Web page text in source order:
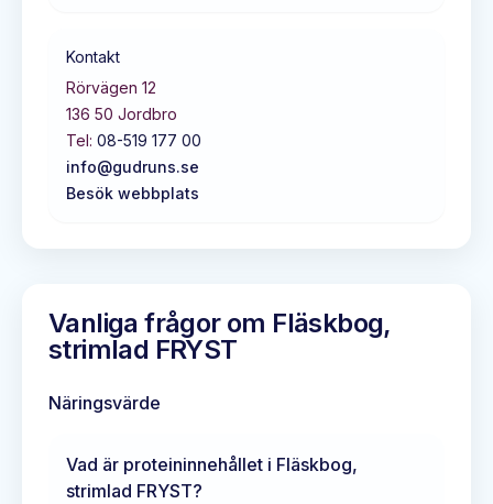
Kontakt
Rörvägen 12
136 50 Jordbro
Tel: 08-519 177 00
info@gudruns.se
Besök webbplats
Vanliga frågor om Fläskbog,
strimlad FRYST
Näringsvärde
Vad är proteininnehållet i Fläskbog,
strimlad FRYST?